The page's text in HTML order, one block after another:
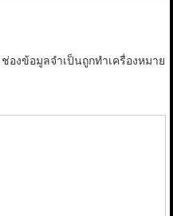
ช่องข้อมูลจำเป็นถูกทำเครื่องหมาย